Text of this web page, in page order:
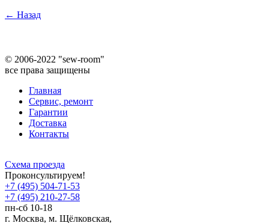
← Назад
© 2006-2022 "sew-room"
все права защищены
Главная
Сервис, ремонт
Гарантии
Доставка
Контакты
Схема проезда
Проконсультируем!
+7 (495) 504-71-53
+7 (495) 210-27-58
пн-сб 10-18
г. Москва, м. Щёлковская,